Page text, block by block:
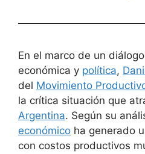
En el marco de un
económica y política,
del Movimiento
la crítica situación que
Argentina. Según su
económico ha generado
con costos productivos